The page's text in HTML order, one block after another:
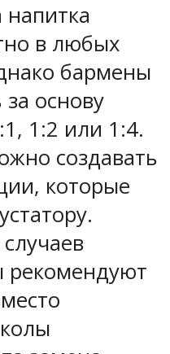
в любых
бармены
основу
1:2 или 1:4.
создавать
которые
рекомендуют